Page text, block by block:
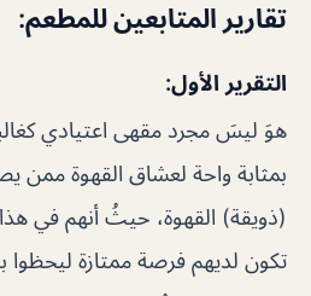
تقارير المتابعين للمطعم:
التقرير الأول:
هوَ ليسَ مجرد مقهى اعتيادي
بمثابة واحة لعشاق القهوة ممن
(ذويقة) القهوة، حيثُ أنهم في
تكون لديهم فرصة ممتازة ليحظوا